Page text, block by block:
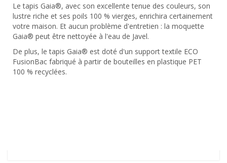
Le tapis Gaia®, avec son excellente tenue des couleurs, son
lustre riche et ses poils 100 % vierges, enrichira certainement
votre maison. Et aucun problème d'entretien : la moquette
Gaia® peut être nettoyée à l'eau de Javel.
De plus, le tapis Gaia® est doté d'un support textile ECO
FusionBac fabriqué à partir de bouteilles en plastique PET
100 % recyclées.